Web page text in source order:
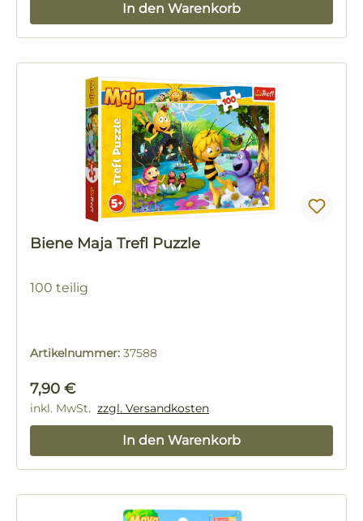
In den Warenkorb
Biene Maja Trefl Puzzle
100 teilig
Artikelnummer: 37588
Regulärer Preis:
7,90 €
inkl. MwSt. zzgl. Versandkosten
In den Warenkorb